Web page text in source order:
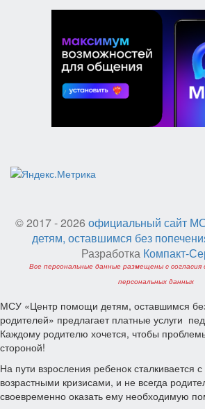
© 2017 - 2026 официальный сайт
детям, оставшимся без
Разработка Компакт-
Все персональные данные размещены с согласия
персональных данных
МСУ «Центр помощи детям, оставшимся
родителей» предлагает платные услуги
Каждому родителю хочется, чтобы
стороной!
На пути взросления ребенок сталкивается
возрастными кризисами, и не всегда
своевременно оказать ему необходимую